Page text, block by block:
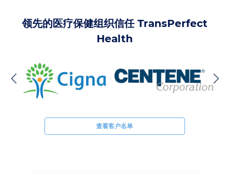
领先的医疗保健组织信任 TransPerfect
Health
查看客户名单